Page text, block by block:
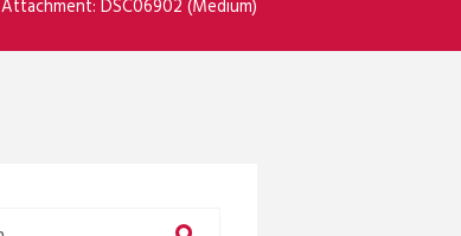
Attachment: DSC06902 (Medium)